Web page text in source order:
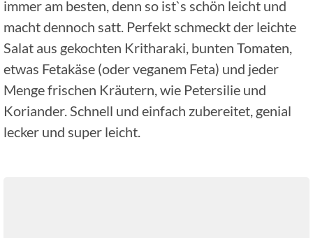
immer am besten, denn so ist`s schön leicht und
macht dennoch satt. Perfekt schmeckt der leichte
Salat aus gekochten Kritharaki, bunten Tomaten,
etwas Fetakäse (oder veganem Feta) und jeder
Menge frischen Kräutern, wie Petersilie und
Koriander. Schnell und einfach zubereitet, genial
lecker und super leicht.